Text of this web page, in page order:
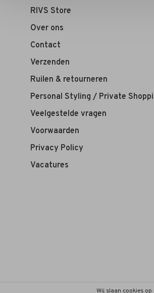
RIVS Store
Over ons
Contact
Verzenden
Ruilen & retourneren
Personal Styling / Private
Veelgestelde vragen
Voorwaarden
Privacy Policy
Vacatures
Wij slaan cookies